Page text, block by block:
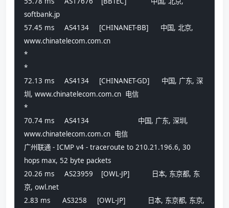
softbank.jp
57.45 ms     AS4134     [CHINANET-BB]      中国, 北京,
www.chinatelecom.com.cn
*
*
72.13 ms     AS4134     [CHINANET-GD]      中国, 广东, 深
圳, www.chinatelecom.com.cn  电信
*
70.74 ms     AS4134                        中国, 广东, 深圳,
www.chinatelecom.com.cn  电信
广州联通 - ICMP v4 - traceroute to 210.21.196.6, 30
hops max, 52 byte packets
20.26 ms     AS23959    [OWL-JP]           日本, 东京都, 东
京, owl.net
2.83 ms      AS3258     [OWL-JP]           日本, 东京都, 东京,